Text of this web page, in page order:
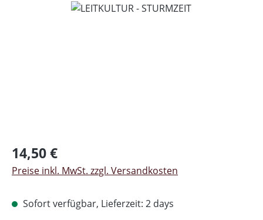
Bildergalerie überspringen
Regulärer Preis:
14,50 €
Preise inkl. MwSt. zzgl. Versandkosten
Sofort verfügbar, Lieferzeit: 2 days